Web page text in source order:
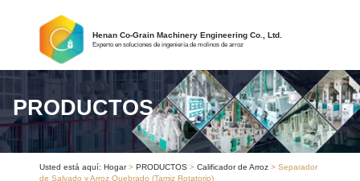
Henan Co-Grain Machinery Engineering Co., Ltd.
Experto en soluciones de ingeniería de molinos de arroz
PRODUCTOS
Usted está aquí: Hogar>PRODUCTOS >Calificador de Arroz > Separador
de Salvado y Arroz Quebrado (Tamiz Rotatorio)